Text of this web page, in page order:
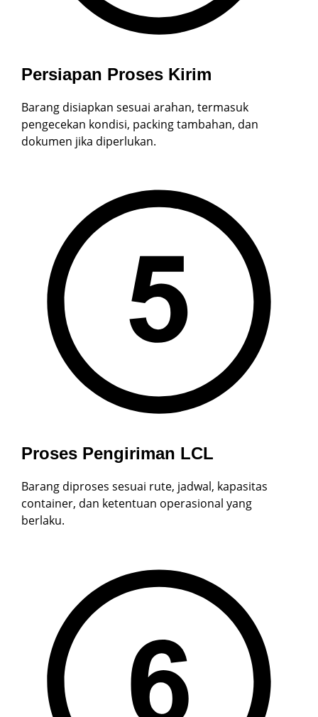
Persiapan Proses Kirim
Barang disiapkan sesuai arahan, termasuk
pengecekan kondisi, packing tambahan, dan
dokumen jika diperlukan.
Proses Pengiriman LCL
Barang diproses sesuai rute, jadwal, kapasitas
container, dan ketentuan operasional yang
berlaku.